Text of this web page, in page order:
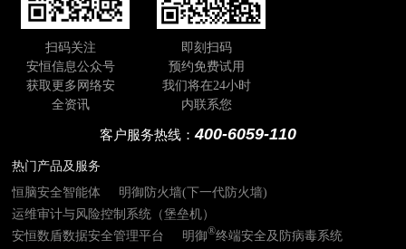
扫码关注
安恒信息公众号
获取更多网络安
全资讯
即刻扫码
预约免费试用
我们将在24小时
内联系您
客户服务热线：400-6059-110
热门产品及服务
恒脑安全智能体
明御防火墙(下一代防火墙)
运维审计与风险控制系统（堡垒机）
安恒数盾数据安全管理平台
明御®终端安全及防病毒系统